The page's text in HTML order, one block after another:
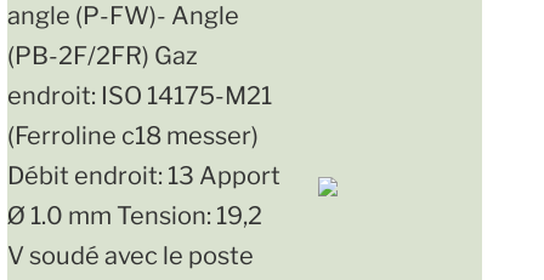
angle (P-FW)- Angle
(PB-2F/2FR) Gaz
endroit: ISO 14175-M21
(Ferroline c18 messer)
Débit endroit: 13 Apport
Ø 1.0 mm Tension: 19,2
V soudé avec le poste